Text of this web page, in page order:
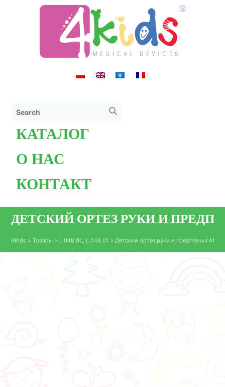
КАТАЛОГ
О НАС
КОНТАКТ
ДЕТСКИЙ ОРТЕЗ РУКИ И
4Kids >Товары > L.048.00 L.048.01 > Детский ортез руки и предплечья